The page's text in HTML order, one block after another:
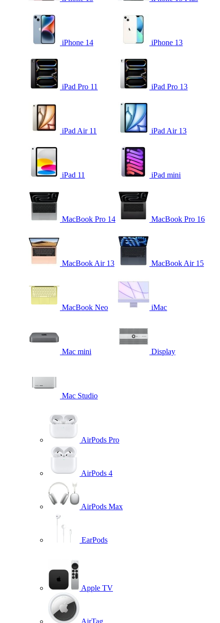
iPhone 14 iPhone 13
iPad Pro 11 iPad Pro 13
iPad Air 11 iPad Air 13
iPad 11 iPad mini
MacBook Pro 14 MacBook Pro 16
MacBook Air 13 MacBook Air 15
MacBook Neo iMac
Mac mini Display
Mac Studio
AirPods Pro
AirPods 4
AirPods Max
EarPods
Apple TV